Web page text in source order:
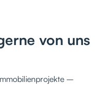
von uns
–